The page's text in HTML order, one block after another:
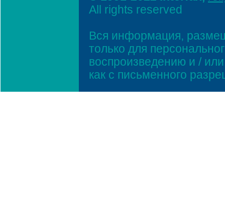
All rights reserved
Вся информация,
только для
воспроизведению и /
как с письменного